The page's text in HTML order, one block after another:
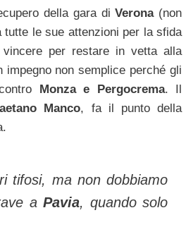
della gara diVerona (non
le sue attenzioni per la sfida
per restare in vetta alla
impegno non semplice perché gli
Monza e Pergocrema. Il
Manco, fa il punto della
tifosi, ma non dobbiamo
aPavia, quando solo